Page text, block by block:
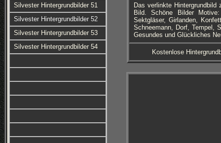
Silvester Hintergrundbilder 51
Silvester Hintergrundbilder 52
Silvester Hintergrundbilder 53
Silvester Hintergrundbilder 54
Das verlinkte
Bild. Schöne Bilder
Sektgläser, Girlanden,
Schneemann, Dorf, Tempel,
Gesundes und Glückliches
Kostenlose